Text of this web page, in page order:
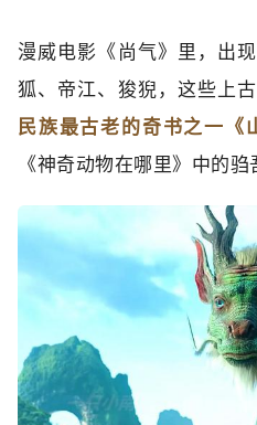
漫威电影《尚气》里，出
狐、帝江、狻猊，这些上古
民族最古老的奇书之一《
《神奇动物在哪里》中的驺